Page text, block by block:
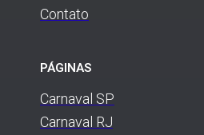
Contato
PÁGINAS
Carnaval SP
Carnaval RJ